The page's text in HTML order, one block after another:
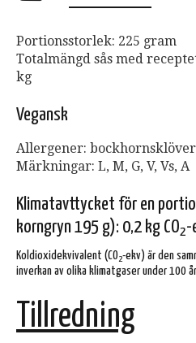
Portionsstorlek: 225 gram
Totalmängd sås med
kg
Vegansk
Allergener: bockhornsklöver
Märkningar: L, M, G, V, Vs, A
Klimatavttycket för en
korngryn 195 g): 0,2 kg CO2-
Koldioxidekvivalent (CO2-ekv) är den
inverkan av olika klimatgaser under 100
Tillredning